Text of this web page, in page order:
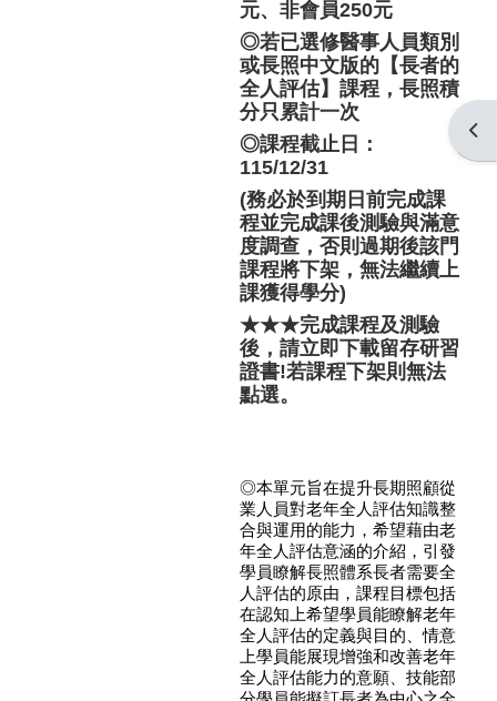
開
元、非會員250元
◎若已選修醫事人員類別
或長照中文版的【長者的
全人評估】課程，長照積
分只累計一次
◎課程截止日：
115/12/31
(務必於到期日前完成課
程並完成課後測驗與滿意
度調查，否則過期後該門
課程將下架，無法繼續上
課獲得學分)
★★★完成課程及測驗
後，請立即下載留存研習
證書!若課程下架則無法
點選。
◎本單元旨在提升長期照顧從
業人員對老年全人評估知識整
合與運用的能力，希望藉由老
年全人評估意涵的介紹，引發
學員瞭解長照體系長者需要全
人評估的原由，課程目標包括
在認知上希望學員能瞭解老年
全人評估的定義與目的、情意
上學員能展現增強和改善老年
全人評估能力的意願、技能部